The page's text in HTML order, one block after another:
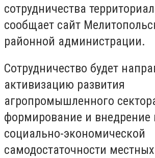
сотрудничества
сообщает сайт
районной администрации.
Сотрудничество будет
активизацию развития
агропромышленного
формирование и внедрение
социально-экономической
самодостаточности